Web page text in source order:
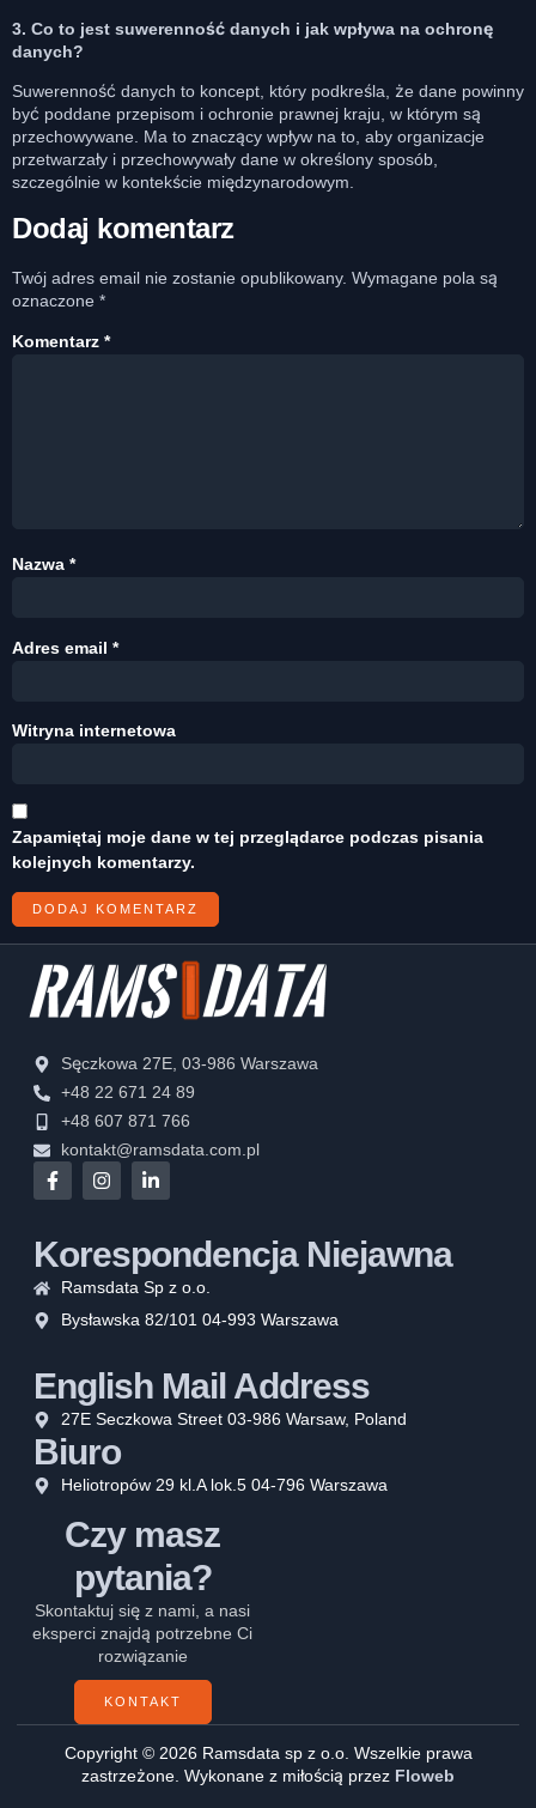
3. Co to jest suwerenność danych i jak wpływa na ochronę
danych?
Suwerenność danych to koncept, który podkreśla, że dane powinny
być poddane przepisom i ochronie prawnej kraju, w którym są
przechowywane. Ma to znaczący wpływ na to, aby organizacje
przetwarzały i przechowywały dane w określony sposób,
szczególnie w kontekście międzynarodowym.
Dodaj komentarz
Twój adres email nie zostanie opublikowany. Wymagane pola są
oznaczone *
Komentarz *
Nazwa *
Adres email *
Witryna internetowa
Zapamiętaj moje dane w tej przeglądarce podczas pisania
kolejnych komentarzy.
Sęczkowa 27E, 03-986 Warszawa
+48 22 671 24 89
+48 607 871 766
kontakt@ramsdata.com.pl
Korespondencja Niejawna
Ramsdata Sp z o.o.
Bysławska 82/101 04-993 Warszawa
English Mail Address
27E Seczkowa Street 03-986 Warsaw, Poland
Biuro
Heliotropów 29 kl.A lok.5 04-796 Warszawa
Czy masz
pytania?
Skontaktuj się z nami, a nasi
eksperci znajdą potrzebne Ci
rozwiązanie
KONTAKT
Copyright © 2026 Ramsdata sp z o.o. Wszelkie prawa
zastrzeżone. Wykonane z miłością przez Floweb